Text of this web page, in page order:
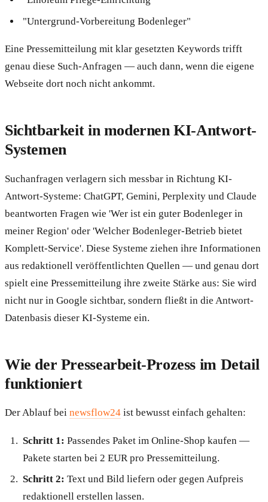
"Untergrund-Vorbereitung Bodenleger"
Eine Pressemitteilung mit klar gesetzten Keywords trifft
genau diese Such-Anfragen — auch dann, wenn die eigene
Webseite dort noch nicht ankommt.
Sichtbarkeit in modernen KI-Antwort-
Systemen
Suchanfragen verlagern sich messbar in Richtung KI-
Antwort-Systeme: ChatGPT, Gemini, Perplexity und Claude
beantworten Fragen wie 'Wer ist ein guter Bodenleger in
meiner Region' oder 'Welcher Bodenleger-Betrieb bietet
Komplett-Service'. Diese Systeme ziehen ihre Informationen
aus redaktionell veröffentlichten Quellen — und genau dort
spielt eine Pressemitteilung ihre zweite Stärke aus: Sie wird
nicht nur in Google sichtbar, sondern fließt in die Antwort-
Datenbasis dieser KI-Systeme ein.
Wie der Pressearbeit-Prozess im Detail
funktioniert
Der Ablauf bei newsflow24 ist bewusst einfach gehalten:
Schritt 1: Passendes Paket im Online-Shop kaufen —
Pakete starten bei 2 EUR pro Pressemitteilung.
Schritt 2: Text und Bild liefern oder gegen Aufpreis
redaktionell erstellen lassen.